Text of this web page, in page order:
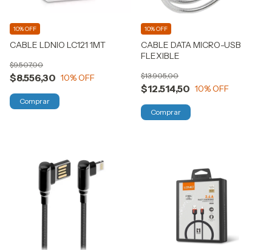
CABLE LDNIO LC121 1MT
$8.556,30
$9.507,00
10% OFF
10% OFF
Comprar
CABLE DATA MICRO-USB
FLEXIBLE
$12.514,50
$13.905,00
10% OFF
10% OFF
Comprar